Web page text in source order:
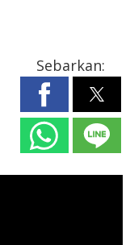
Sebarkan: